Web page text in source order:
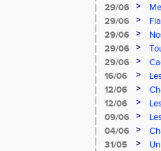
29/06
>
29/06 >
29/06 >
29/06
>
29/06
>
16/06
>
12/06
>
12/06 >
09/06
>
04/06
>
31/05 >